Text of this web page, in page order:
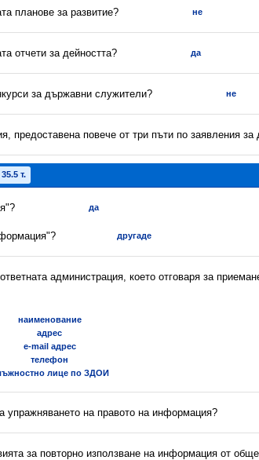
планове за развитие? не
отчети за дейността? да
за държавни служители? не
повече от три пъти по заявления за
т.
да
другаде
администрация, което отговаря за
наименование
адрес
e-mail адрес
телефон
лице по ЗДОИ
упражняването на правото на информация?
за повторно използване на информация от